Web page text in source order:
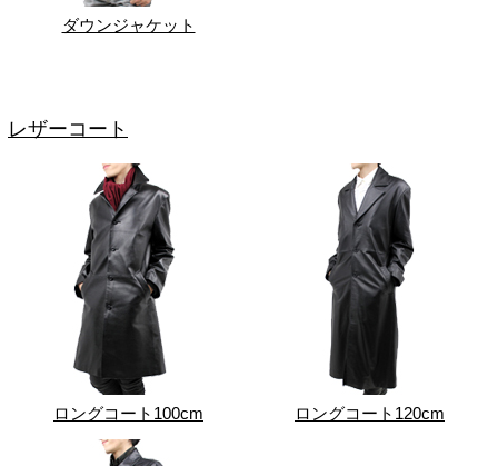
ダウンジャケット
レザーコート
ロングコート100cm ロングコート120cm